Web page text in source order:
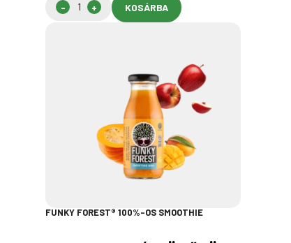
KOSÁRBA
FUNKY FOREST® 100%-OS SMOOTHIE